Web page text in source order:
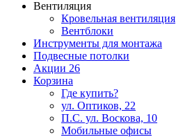
Вентиляция
Кровельная вентиляция
Вентблоки
Инструменты для монтажа
Подвесные потолки
Акции 26
Корзина
Где купить?
ул. Оптиков, 22
П.С. ул. Воскова, 10
Мобильные офисы